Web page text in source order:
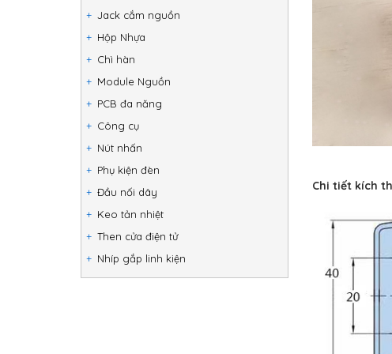
Jack cắm nguồn
Hộp Nhựa
Chì hàn
Module Nguồn
PCB đa năng
Công cụ
Nút nhấn
Phụ kiện đèn
Đầu nối dây
Keo tản nhiệt
Then cửa điện tử
Nhíp gắp linh kiện
Chi tiết kích